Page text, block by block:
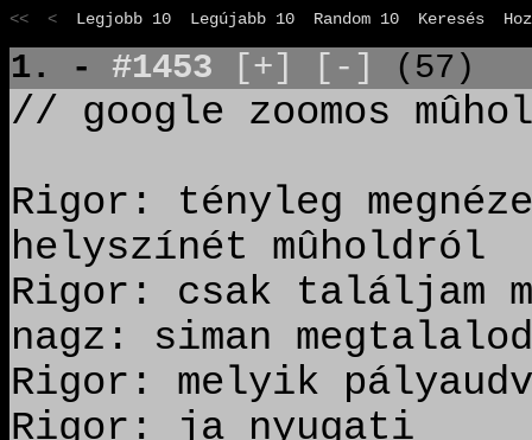
<< < Legjobb 10 Legújabb 10 Random 10 Keresés
1. - #1453 [+] [-] (57)
// google zoomos
Rigor: tényleg
helyszínét mûholdról
Rigor: csak találjam
nagz: siman megtalalod
Rigor: melyik
Rigor: ja nyugati